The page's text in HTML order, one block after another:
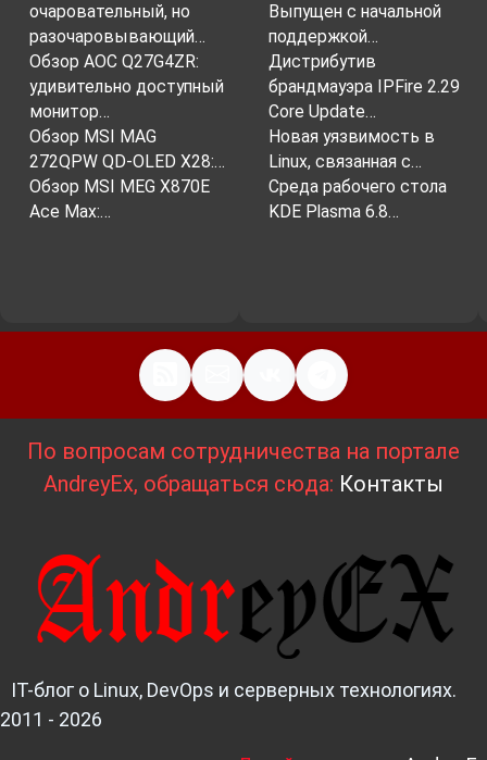
очаровательный, но
разочаровывающий…
Обзор AOC Q27G4ZR:
удивительно доступный
монитор…
Обзор MSI MAG
272QPW QD-OLED X28:…
Обзор MSI MEG X870E
Ace Max:…
Выпущен с начальной
поддержкой…
Дистрибутив
брандмауэра IPFire 2.29
Core Update…
Новая уязвимость в
Linux, связанная с…
Среда рабочего стола
KDE Plasma 6.8…
По вопросам сотрудничества на портале
AndreyEx, обращаться сюда: Контакты
IT-блог о Linux, DevOps и серверных технологиях.
2011 - 2026